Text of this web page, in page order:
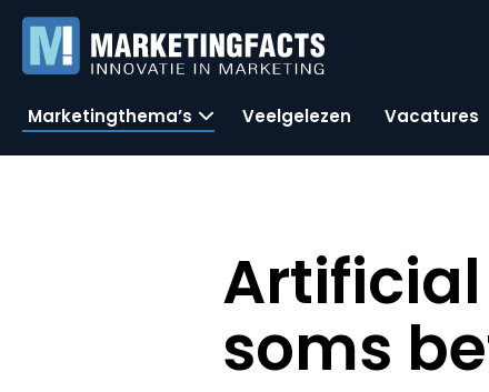
Marketingthema’s Veelgelezen Vacatures
soms